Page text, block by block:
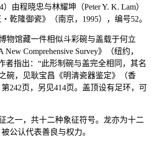
）由程晓忠与林耀坤（Peter Y. K. Lam）
乾隆御瓷》（南京， 1995），编号52。
物馆藏一件相似斗彩碗与盖载于何立
New Comprehensive Survey》（纽约，
者指出： “此形制碗与盖完全相同，其名
碗，见耿宝昌《明清瓷器鉴定》（香
第242页，另见414页。盖顶设有足环，可
之一，共十二种象征符号。龙亦为十二
公认代表善良与权力。